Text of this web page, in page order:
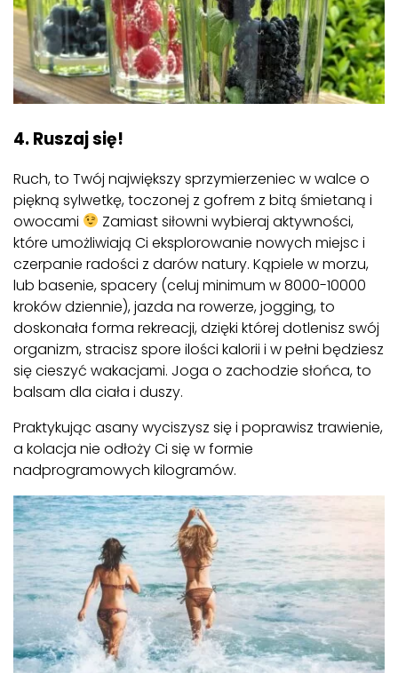
4. Ruszaj się!
Ruch, to Twój największy sprzymierzeniec w walce o
piękną sylwetkę, toczonej z gofrem z bitą śmietaną i
owocami
Zamiast siłowni wybieraj aktywności,
które umożliwiają Ci eksplorowanie nowych miejsc i
czerpanie radości z darów natury. Kąpiele w morzu,
lub basenie, spacery (celuj minimum w 8000-10000
kroków dziennie), jazda na rowerze, jogging, to
doskonała forma rekreacji, dzięki której dotlenisz swój
organizm, stracisz spore ilości kalorii i w pełni będziesz
się cieszyć wakacjami. Joga o zachodzie słońca, to
balsam dla ciała i duszy.
Praktykując asany wyciszysz się i poprawisz trawienie,
a kolacja nie odłoży Ci się w formie
nadprogramowych kilogramów.